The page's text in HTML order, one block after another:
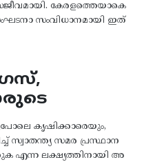
കേരളത്തെയാകെ
സംവിധാനമായി ഇത്
കൃഷിക്കാരെയും,
സ്വാതന്ത്യ സമര പ്രസ്ഥാന
എന്ന ലക്ഷ്യത്തിനായി അ